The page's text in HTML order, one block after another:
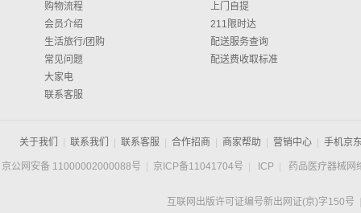
购物流程
会员介绍
生活旅行/团购
常见问题
大家电
联系客服
上门自提
211限时达
配送服务查询
配送费收取标准
关于我们 联系我们 联系客服 合作招商 商家帮助 营销中心 手机京
京公网安备 11000002000088号 京ICP备11041704号 ICP 药品医疗器械网
互联网出版许可证编号新出网证(京)字150号